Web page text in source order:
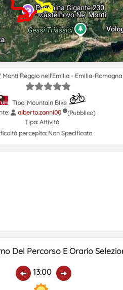
Monti Reggio nell'Emilia - Emilia-
Tipo: Mountain Bike
alberto.zanni00
(Pubblico)
Tipo: Attività
percepita: Non Specificato
Del Percorso E Orario
13:00